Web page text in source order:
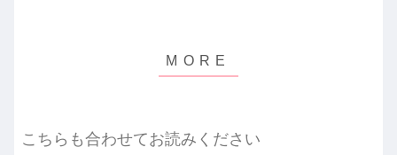
こちらも合わせてお読みください